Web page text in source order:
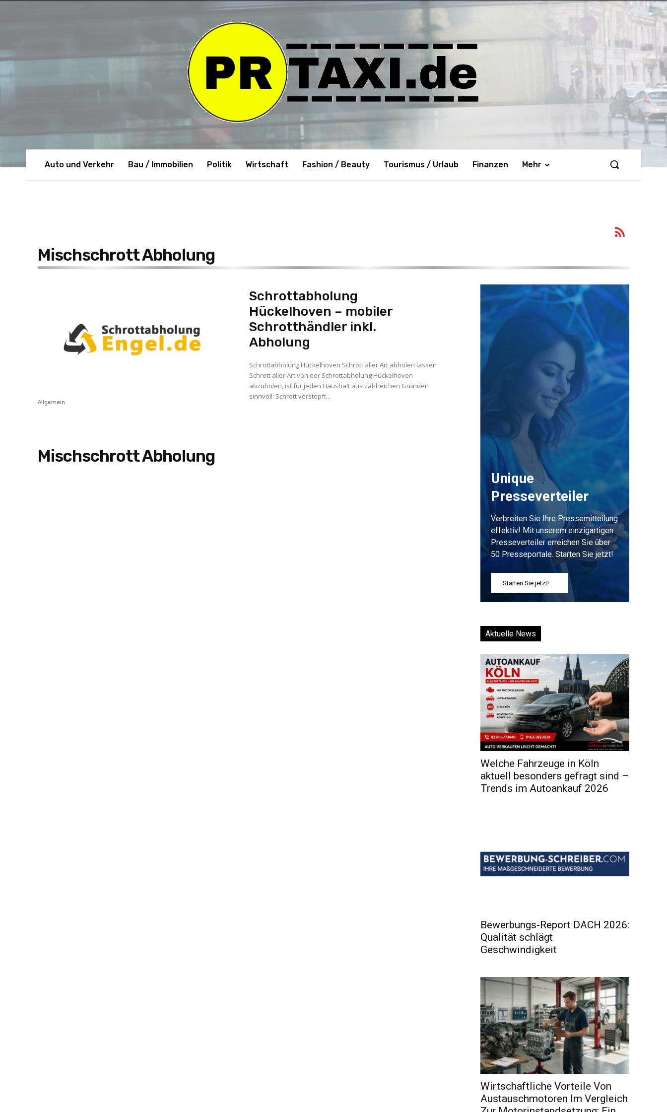
Auto und Verkehr Bau / Immobilien Politik Wirtschaft Fashion / Beauty Tourismus / Urlaub Finanzen Mehr
Mischschrott Abholung
Allgemein
Schrottabholung
Hückelhoven – mobiler
Schrotthändler inkl.
Abholung
Schrottabholung Hückelhoven Schrott aller Art abholen lassen
Schrott aller Art von der Schrottabholung Hückelhoven
abzuholen, ist für jeden Haushalt aus zahlreichen Gründen
sinnvoll: Schrott verstopft...
Mischschrott Abholung
Unique
Presseverteiler
Verbreiten Sie Ihre Pressemitteilung
effektiv! Mit unserem einzigartigen
Presseverteiler erreichen Sie über
50 Presseportale. Starten Sie jetzt!
Starten Sie jetzt!
Aktuelle News
Welche Fahrzeuge in Köln
aktuell besonders gefragt sind –
Trends im Autoankauf 2026
Bewerbungs-Report DACH 2026:
Qualität schlägt
Geschwindigkeit
Wirtschaftliche Vorteile Von
Austauschmotoren Im Vergleich